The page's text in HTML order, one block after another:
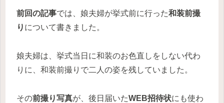
前回の記事では、娘夫婦が挙式前に行った和装前撮
り について書きました。
娘夫婦は、挙式当日に和装のお色直しをしない代わ
りに、和装前撮りで二人の姿を残していました。
その前撮り写真が、後日届いたWEB招待状にも使わ